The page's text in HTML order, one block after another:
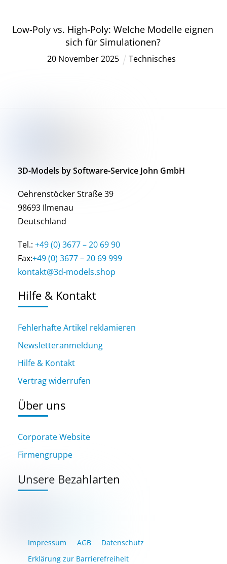
Low-Poly vs. High-Poly: Welche Modelle eignen
sich für Simulationen?
20 November2025 Technisches
3D-Models by Software-Service John GmbH
Oehrenstöcker Straße 39
98693 Ilmenau
Deutschland
Tel.: +49 (0) 3677 – 20 69 90
Fax:+49 (0) 3677 – 20 69 999
kontakt@3d-models.shop
Hilfe & Kontakt
Fehlerhafte Artikel reklamieren
Newsletteranmeldung
Hilfe & Kontakt
Vertrag widerrufen
Über uns
Corporate Website
Firmengruppe
Unsere Bezahlarten
Impressum AGB
Datenschutz
Erklärung zur Barrierefreiheit